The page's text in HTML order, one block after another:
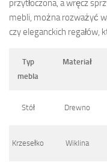
przytłoczona, a wręcz
mebli, można rozważyć
czy eleganckich
Typ
mebla
Materiał
Stół Drewno
Krzesełko Wiklina